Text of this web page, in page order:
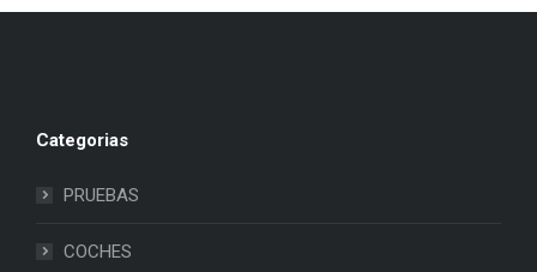
Categorias
PRUEBAS
COCHES